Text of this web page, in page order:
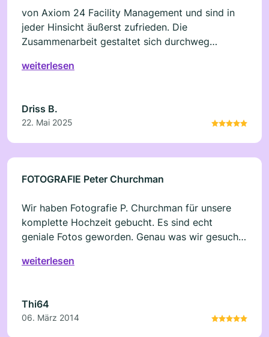
von Axiom 24 Facility Management und sind in
jeder Hinsicht äußerst zufrieden. Die
Zusammenarbeit gestaltet sich durchweg
Absprachen werden stets eingehalten, die
weiterlesen
Driss B.
22. Mai 2025
FOTOGRAFIE Peter Churchman
Wir haben Fotografie P. Churchman für unsere
komplette Hochzeit gebucht. Es sind echt
geniale Fotos geworden. Genau was wir gesucht
Ein Volltreffer!
weiterlesen
Thi64
06. März 2014